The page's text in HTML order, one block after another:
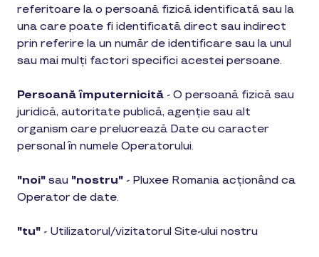
referitoare la o persoană fizică identificată sau la
una care poate fi identificată direct sau indirect
prin referire la un număr de identificare sau la unul
sau mai mulți factori specifici acestei persoane.
Persoană împuternicită - O persoană fizică sau
juridică, autoritate publică, agenție sau alt
organism care prelucrează Date cu caracter
personal în numele Operatorului.
"noi" sau "nostru" - Pluxee Romania acționând ca
Operator de date.
"tu" - Utilizatorul/vizitatorul Site-ului nostru